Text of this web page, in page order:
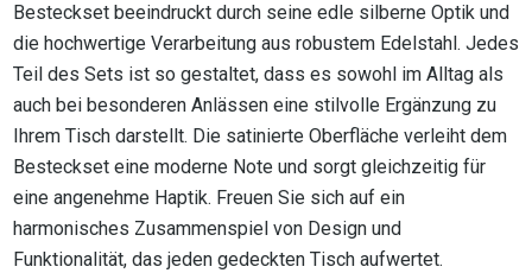
Besteckset beeindruckt durch seine edle silberne Optik und
die hochwertige Verarbeitung aus robustem Edelstahl. Jedes
Teil des Sets ist so gestaltet, dass es sowohl im Alltag als
auch bei besonderen Anlässen eine stilvolle Ergänzung zu
Ihrem Tisch darstellt. Die satinierte Oberfläche verleiht dem
Besteckset eine moderne Note und sorgt gleichzeitig für
eine angenehme Haptik. Freuen Sie sich auf ein
harmonisches Zusammenspiel von Design und
Funktionalität, das jeden gedeckten Tisch aufwertet.